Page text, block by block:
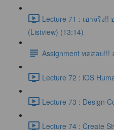
Lecture 71 : เอาจริง
(Listview) (13:14)
Assignment ทดสอบ!!!
Lecture 72 : iOS
Lecture 73 : Design
Lecture 74 : Create